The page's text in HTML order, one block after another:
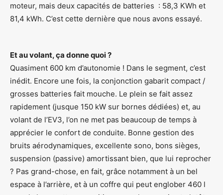
moteur, mais deux capacités de batteries : 58,3 KWh et
81,4 kWh. C’est cette dernière que nous avons essayé.
Et au volant, ça donne quoi ?
Quasiment 600 km d’autonomie ! Dans le segment, c’est
inédit. Encore une fois, la conjonction gabarit compact /
grosses batteries fait mouche. Le plein se fait assez
rapidement (jusque 150 kW sur bornes dédiées) et, au
volant de l’EV3, l’on ne met pas beaucoup de temps à
apprécier le confort de conduite. Bonne gestion des
bruits aérodynamiques, excellente sono, bons sièges,
suspension (passive) amortissant bien, que lui reprocher
? Pas grand-chose, en fait, grâce notamment à un bel
espace à l’arrière, et à un coffre qui peut englober 460 l